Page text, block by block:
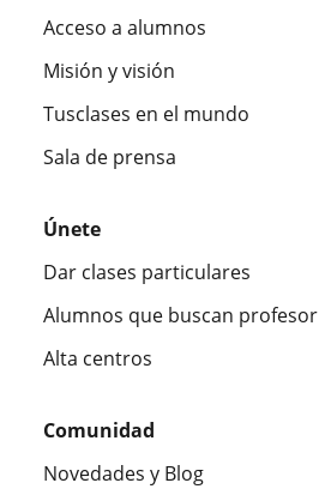
Acceso a alumnos
Misión y visión
Tusclases en el mundo
Sala de prensa
Únete
Dar clases particulares
Alumnos que buscan profesor
Alta centros
Comunidad
Novedades y Blog